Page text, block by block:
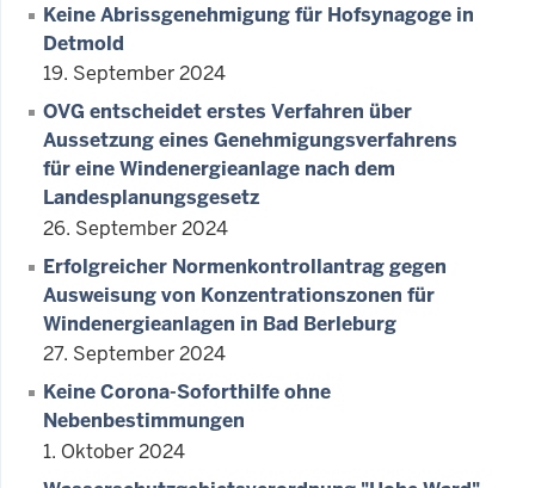
Keine Abrissgenehmigung für Hofsynagoge in
Detmold
19. September 2024
OVG entscheidet erstes Verfahren über
Aussetzung eines Genehmigungsverfahrens
für eine Windenergieanlage nach dem
Landesplanungsgesetz
26. September 2024
Erfolgreicher Normenkontrollantrag gegen
Ausweisung von Konzentrationszonen für
Windenergieanlagen in Bad Berleburg
27. September 2024
Keine Corona-Soforthilfe ohne
Nebenbestimmungen
1. Oktober 2024